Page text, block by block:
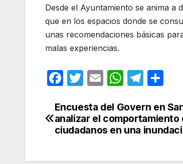
Desde el Ayuntamiento se anima
que en los espacios donde se
unas recomendaciones básicas
malas experiencias.
F
c
e
o
T
itt
er
E
ail
W
at
s
p
T
e
gr
m
m
p
tir
Navegación
de
Encuesta del Govern en
analizar el comportamiento
ciudadanos en una